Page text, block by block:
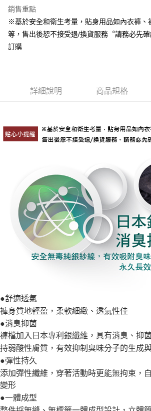
Google Pay
全盈+PAY
ATM付款
每筆NT$80，滿NT$990(含以上)免運費
每筆NT$80，滿NT$699(含以上)免運費
銷售重點
※基於安全和衛生考量，貼身用品如內衣褲、
等，售出後恕不接受退/換貨服務︒請務必先
訂購
詳細說明 商品規格
●舒適透氣
褲身質地輕盈，柔軟細緻、透氣性佳
●消臭抑菌
褲檔加入日本專利銀纖維，具有消臭、抑
持弱酸性膚質，有效抑制臭味分子的生成
●彈性持久
添加彈性纖維，穿著活動時更能無拘束，
變形
●一體成型